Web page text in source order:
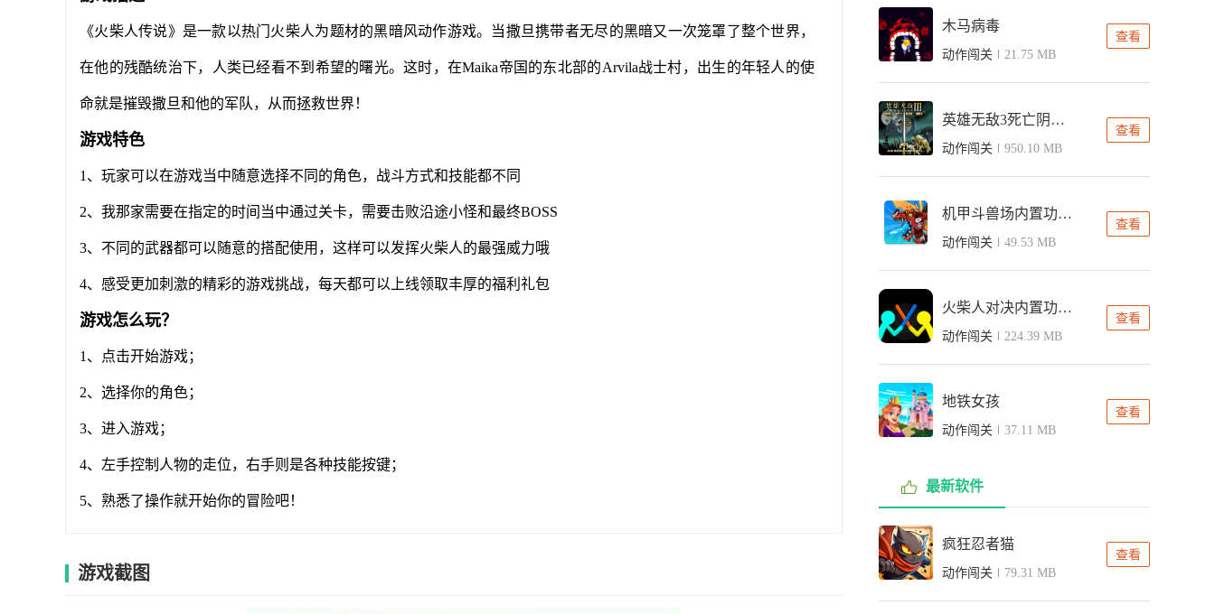
《火柴人传说》是一款以热门火柴人为题材的黑暗风动作游戏。当撒旦携带者无尽的黑暗又一次笼罩了整个世界，
在他的残酷统治下，人类已经看不到希望的曙光。这时，在Maika帝国的东北部的Arvila战士村，出生的年轻人的使
命就是摧毁撒旦和他的军队，从而拯救世界！
游戏特色
1、玩家可以在游戏当中随意选择不同的角色，战斗方式和技能都不同
2、我那家需要在指定的时间当中通过关卡，需要击败沿途小怪和最终BOSS
3、不同的武器都可以随意的搭配使用，这样可以发挥火柴人的最强威力哦
4、感受更加刺激的精彩的游戏挑战，每天都可以上线领取丰厚的福利礼包
游戏怎么玩？
1、点击开始游戏；
2、选择你的角色；
3、进入游戏；
4、左手控制人物的走位，右手则是各种技能按键；
5、熟悉了操作就开始你的冒险吧！
游戏截图
木马病毒
动作闯关 21.75 MB
查看
英雄无敌3死亡阴影单机版
动作闯关 950.10 MB
查看
机甲斗兽场内置功能菜单版
动作闯关 49.53 MB
查看
火柴人对决内置功能菜单无广告
动作闯关 224.39 MB
查看
地铁女孩
动作闯关 37.11 MB
查看
最新软件
疯狂忍者猫
动作闯关 79.31 MB
查看